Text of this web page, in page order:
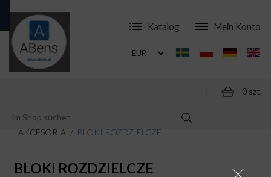
Katalog Mein Konto
0 szt.
ONLINESHOP
MODULARE SCHALTGERÄTE
AKCESORIA
BLOKI ROZDZIELCZE
BLOKI ROZDZIELCZE